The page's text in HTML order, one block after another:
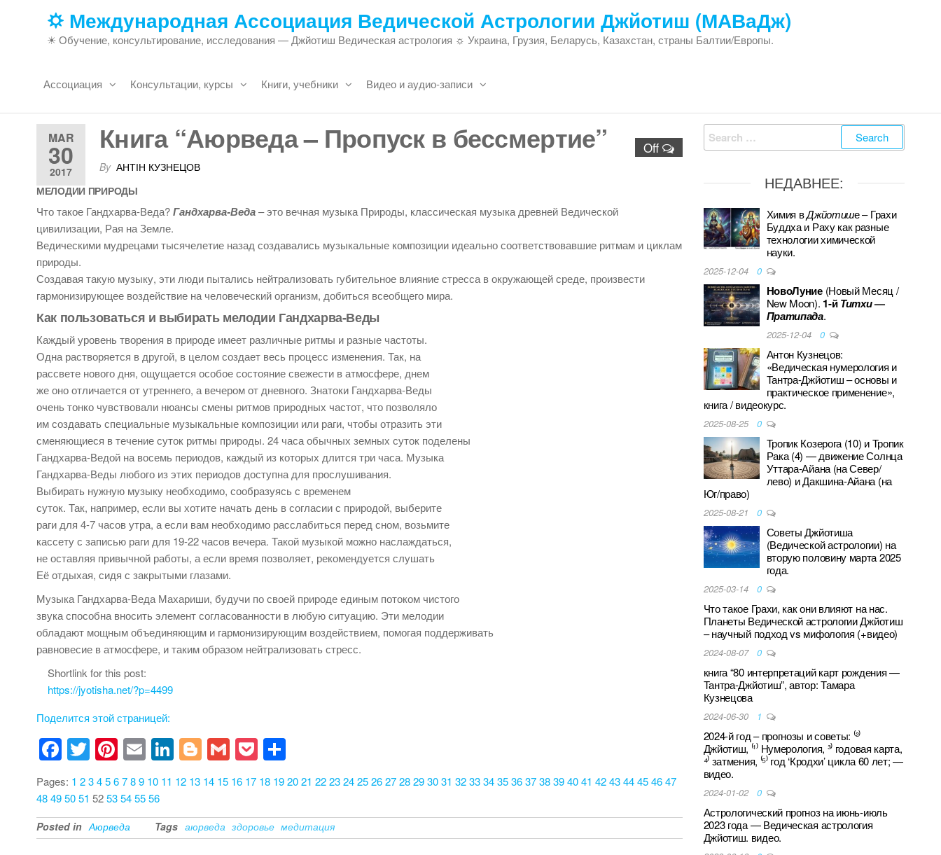
🌣 Международная Ассоциация Ведической Астрологии Джйотиш (МАВаДж)
☀ Обучение, консультирование, исследования — Джйотиш Ведическая астрология ☼ Украина, Грузия, Беларусь, Казахстан, страны Балтии/Европы.
Ассоциация Консультации, курсы Книги, учебники Видео и аудио-записи
MAR
30
2017
Off
Книга “Аюрведа – Пропуск в бессмертие”
By АНТІН КУЗНЕЦОВ
МЕЛОДИИ ПРИРОДЫ
Что такое Гандхарва-Веда?Гандхарва-Веда– это вечная музыка Природы, классическая музыка древней Ведической
цивилизации, Рая на Земле.
Ведическими мудрецами тысячелетие назад создавались музыкальные композиции идеально соответствовавшие ритмам и циклам
природы.
Создавая такую музыку, эти люди пытались нейтрализовать губительное влияние стресса в окружающей среде, произвести
гармонизирующее воздействие на человеческий организм, добиться всеобщего мира.
Как пользоваться и выбирать мелодии Гандхарва-Веды
Каждый уровень творения в природе имеет различные ритмы и разные частоты.
Одна растворяется в другой, в целом создает весь процесс изменения. Так, на
рассвете нового дня, ощущается особое состояние свежести в атмосфере, днем
же оно отличается от утреннего, а вечером от дневного. Знатоки Гандхарва-Веды
очень тонко чувствовали нюансы смены ритмов природных частот, что позволяло
им создавать специальные музыкальные композиции или раги, чтобы отразить эти
сменяющиеся в течение суток ритмы природы. 24 часа обычных земных суток поделены
Гандхарва-Ведой на восемь периодов, каждый из которых длится три часа. Музыка
Гандхарва-Веды любого из этих периодов доступна для прослушивания.
Выбирать нужную музыку необходимо, сообразуясь с временем
суток. Так, например, если вы хотите начать день в согласии с природой, выберите
раги для 4-7 часов утра, а если вам необходимо расслабиться перед сном, возьмите
кассету с записью раги для 19-22 часов вечера. Такой музыкой можно наслаждаться,
не оставляя привычной работы, а если время позволяет, рекомендуется слушать
Её отдыхая, сидя с закрытыми глазами.
Музыка Гандхарва-Веда Махариши, будучи по своей природе единым потоком чистого
звука способна вносить элемент согласованности в любую ситуацию. Эти мелодии
обладают мощным объединяющим и гармонизирующим воздействием, помогая поддерживать
равновесие в атмосфере, и таким образом нейтрализовать стресс.
Shortlink for this post:
https://jyotisha.net/?p=4499
Поделится этой страницей:
F
a
c
e
b
T
wi
tt
er
Pi
nt
er
e
st
E
m
ail
Li
n
k
e
dI
Bl
o
g
g
er
G
m
ail
P
o
ck
et
h
ar
e
Pages: 1 23456789 10 11 12 13 14 15 16 17 18 192021 22232425262728293031 32333435363738394041 424344454647
48495051 5253545556
Posted in Аюрведа Tags аюрведа здоровье медитация
Search
for:
НЕДАВНЕЕ:
Химия вДжйотише – Грахи
Буддха и Раху как разные
технологии химической
науки.
2025-12-04 0
НовоЛуние(Новый Месяц /
New Moon). 1-йТитхи—
Пратипада.
2025-12-04 0
Антон Кузнецов:
«Ведическая нумерология и
Тантра-Джйотиш – основы и
практическое применение»,
книга / видеокурс.
2025-08-25 0
Тропик Козерога (10) и Тропик
Рака (4) — движение Солнца
Уттара-Айана (на Север/
лево) и Дакшина-Айана (на
Юг/право)
2025-08-21 0
Советы Джйотиша
(Ведической астрологии) на
вторую половину марта 2025
года.
2025-03-14 0
Что такое Грахи, как они влияют на нас.
Планеты Ведической астрологии Джйотиш
– научный подход vs мифология (+видео)
2024-08-07 0
книга “80 интерпретаций карт рождения —
Тантра-Джйотиш”, автор: Тамара
Кузнецова
2024-06-30 1
2024-й год – прогнозы и советы: ⁽²⁾
Джйотиш, ⁽¹⁾ Нумерология, ³⁾ годовая карта,
⁴⁾ затмения, ⁽⁵⁾ год ‘Кродхи’ цикла 60 лет; —
видео.
2024-01-02 0
Астрологический прогноз на июнь-июль
2023 года — Ведическая астрология
Джйотиш. видео.